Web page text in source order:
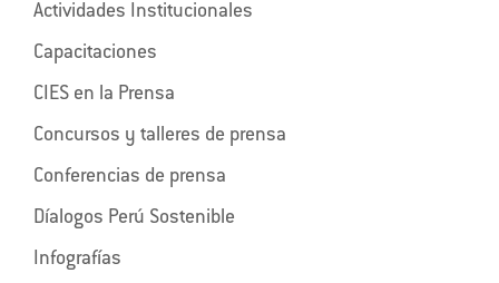
Actividades Institucionales
Capacitaciones
CIES en la Prensa
Concursos y talleres de prensa
Conferencias de prensa
Díalogos Perú Sostenible
Infografías